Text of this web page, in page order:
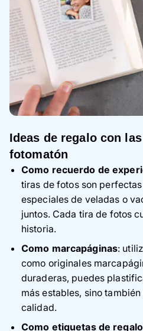
Ideas de regalo con
fotomatón
Como recuerdo de
tiras de fotos son
especiales de veladas o
juntos. Cada tira de fotos
historia.
Como marcapáginas:
como originales
duraderas, puedes
más estables, sino
calidad.
Como etiquetas de regalo